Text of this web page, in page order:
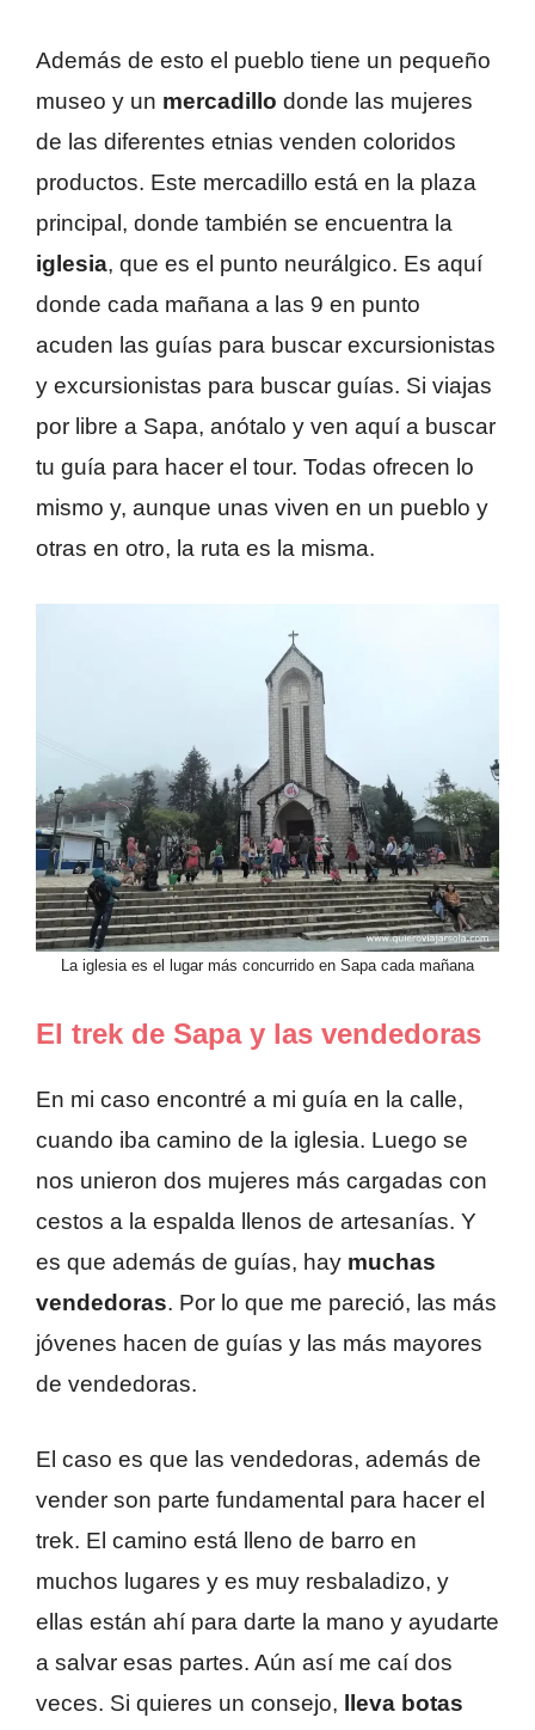
Además de esto el pueblo tiene un pequeño
museo y un mercadillo donde las mujeres
de las diferentes etnias venden coloridos
productos. Este mercadillo está en la plaza
principal, donde también se encuentra la
iglesia, que es el punto neurálgico. Es aquí
donde cada mañana a las 9 en punto
acuden las guías para buscar excursionistas
y excursionistas para buscar guías. Si viajas
por libre a Sapa, anótalo y ven aquí a buscar
tu guía para hacer el tour. Todas ofrecen lo
mismo y, aunque unas viven en un pueblo y
otras en otro, la ruta es la misma.
La iglesia es el lugar más concurrido en Sapa cada mañana
El trek de Sapa y las vendedoras
En mi caso encontré a mi guía en la calle,
cuando iba camino de la iglesia. Luego se
nos unieron dos mujeres más cargadas con
cestos a la espalda llenos de artesanías. Y
es que además de guías, hay muchas
vendedoras. Por lo que me pareció, las más
jóvenes hacen de guías y las más mayores
de vendedoras.
El caso es que las vendedoras, además de
vender son parte fundamental para hacer el
trek. El camino está lleno de barro en
muchos lugares y es muy resbaladizo, y
ellas están ahí para darte la mano y ayudarte
a salvar esas partes. Aún así me caí dos
veces. Si quieres un consejo,
lleva botas